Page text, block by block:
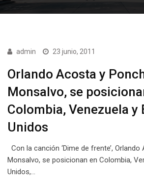
admin 23 junio, 2011
Orlando Acosta y
Monsalvo, se
Colombia, Venezuela y
Unidos
Con la canción ‘Dime de frente’,
Monsalvo, se posicionan en Colombia,
Unidos,…